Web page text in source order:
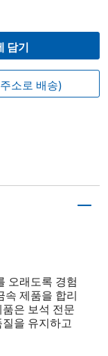
담기
소로 배송)
오래도록 경험
속 제품을 합리
은 보석 전문
을 유지하고